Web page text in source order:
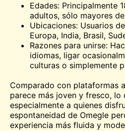
Edades: Principalmente
adultos, sólo mayores
Ubicaciones: Usuarios
Europa, India, Brasil,
Razones para unirse:
idiomas, ligar
culturas o simplemente
Comparado con plataformas
parece más joven y fresco, lo
especialmente a quienes
espontaneidad de Omegle
experiencia más fluida y